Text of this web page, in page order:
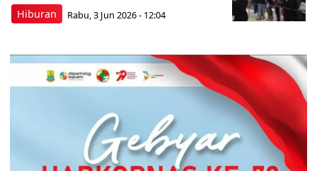
Hiburan Rabu, 3 Jun 2026 - 12:04